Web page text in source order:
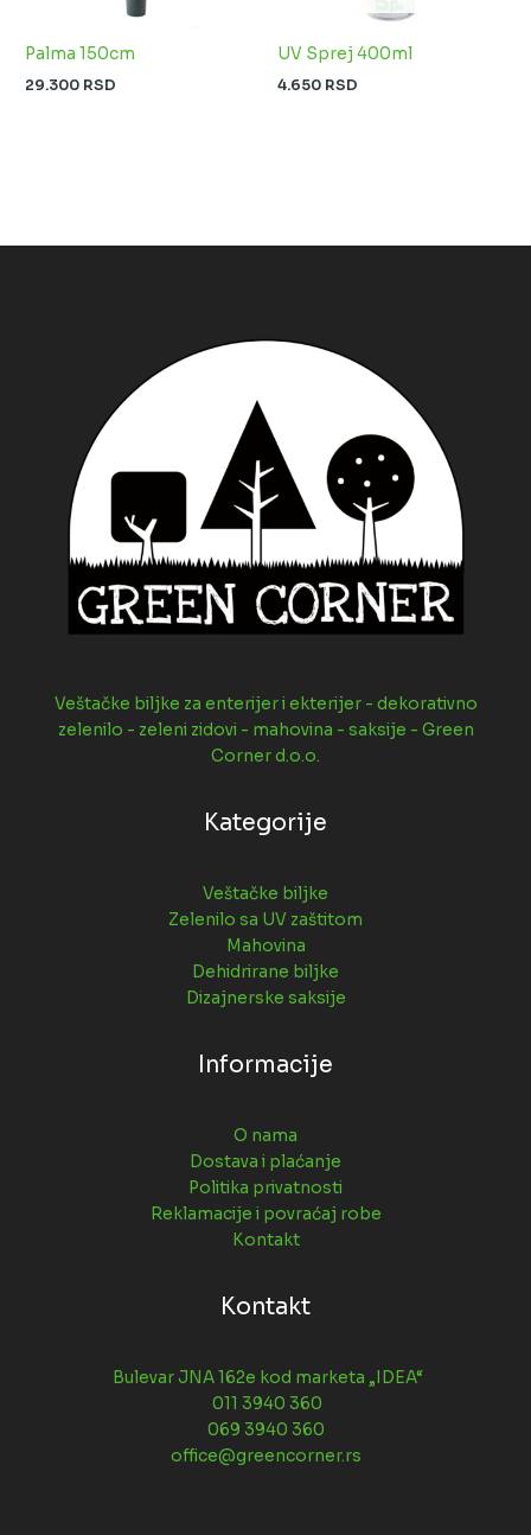
Palma 150cm
29.300 RSD
UV Sprej 400ml
4.650 RSD
Veštačke biljke za enterijer i ekterijer - dekorativno
zelenilo - zeleni zidovi - mahovina - saksije - Green
Corner d.o.o.
Kategorije
Veštačke biljke
Zelenilo sa UV zaštitom
Mahovina
Dehidrirane biljke
Dizajnerske saksije
Informacije
O nama
Dostava i plaćanje
Politika privatnosti
Reklamacije i povraćaj robe
Kontakt
Kontakt
Bulevar JNA 162e kod marketa „IDEA“
011 3940 360
069 3940 360
office@greencorner.rs